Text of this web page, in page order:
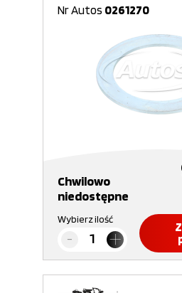
Nr Autos 0261270
Chwilowo
niedostępne
Wybierz ilość